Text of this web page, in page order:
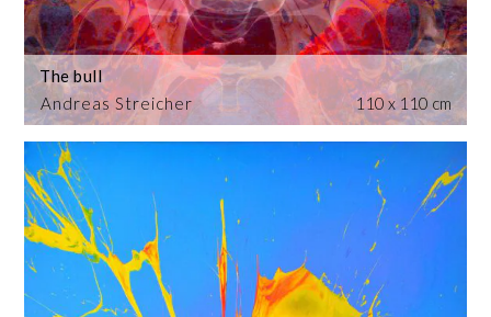
Andreas Streicher
The bull
110 x 110 cm